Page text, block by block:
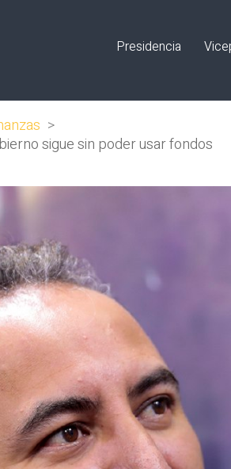
Presidencia
>
sigue sin poder usar fondos